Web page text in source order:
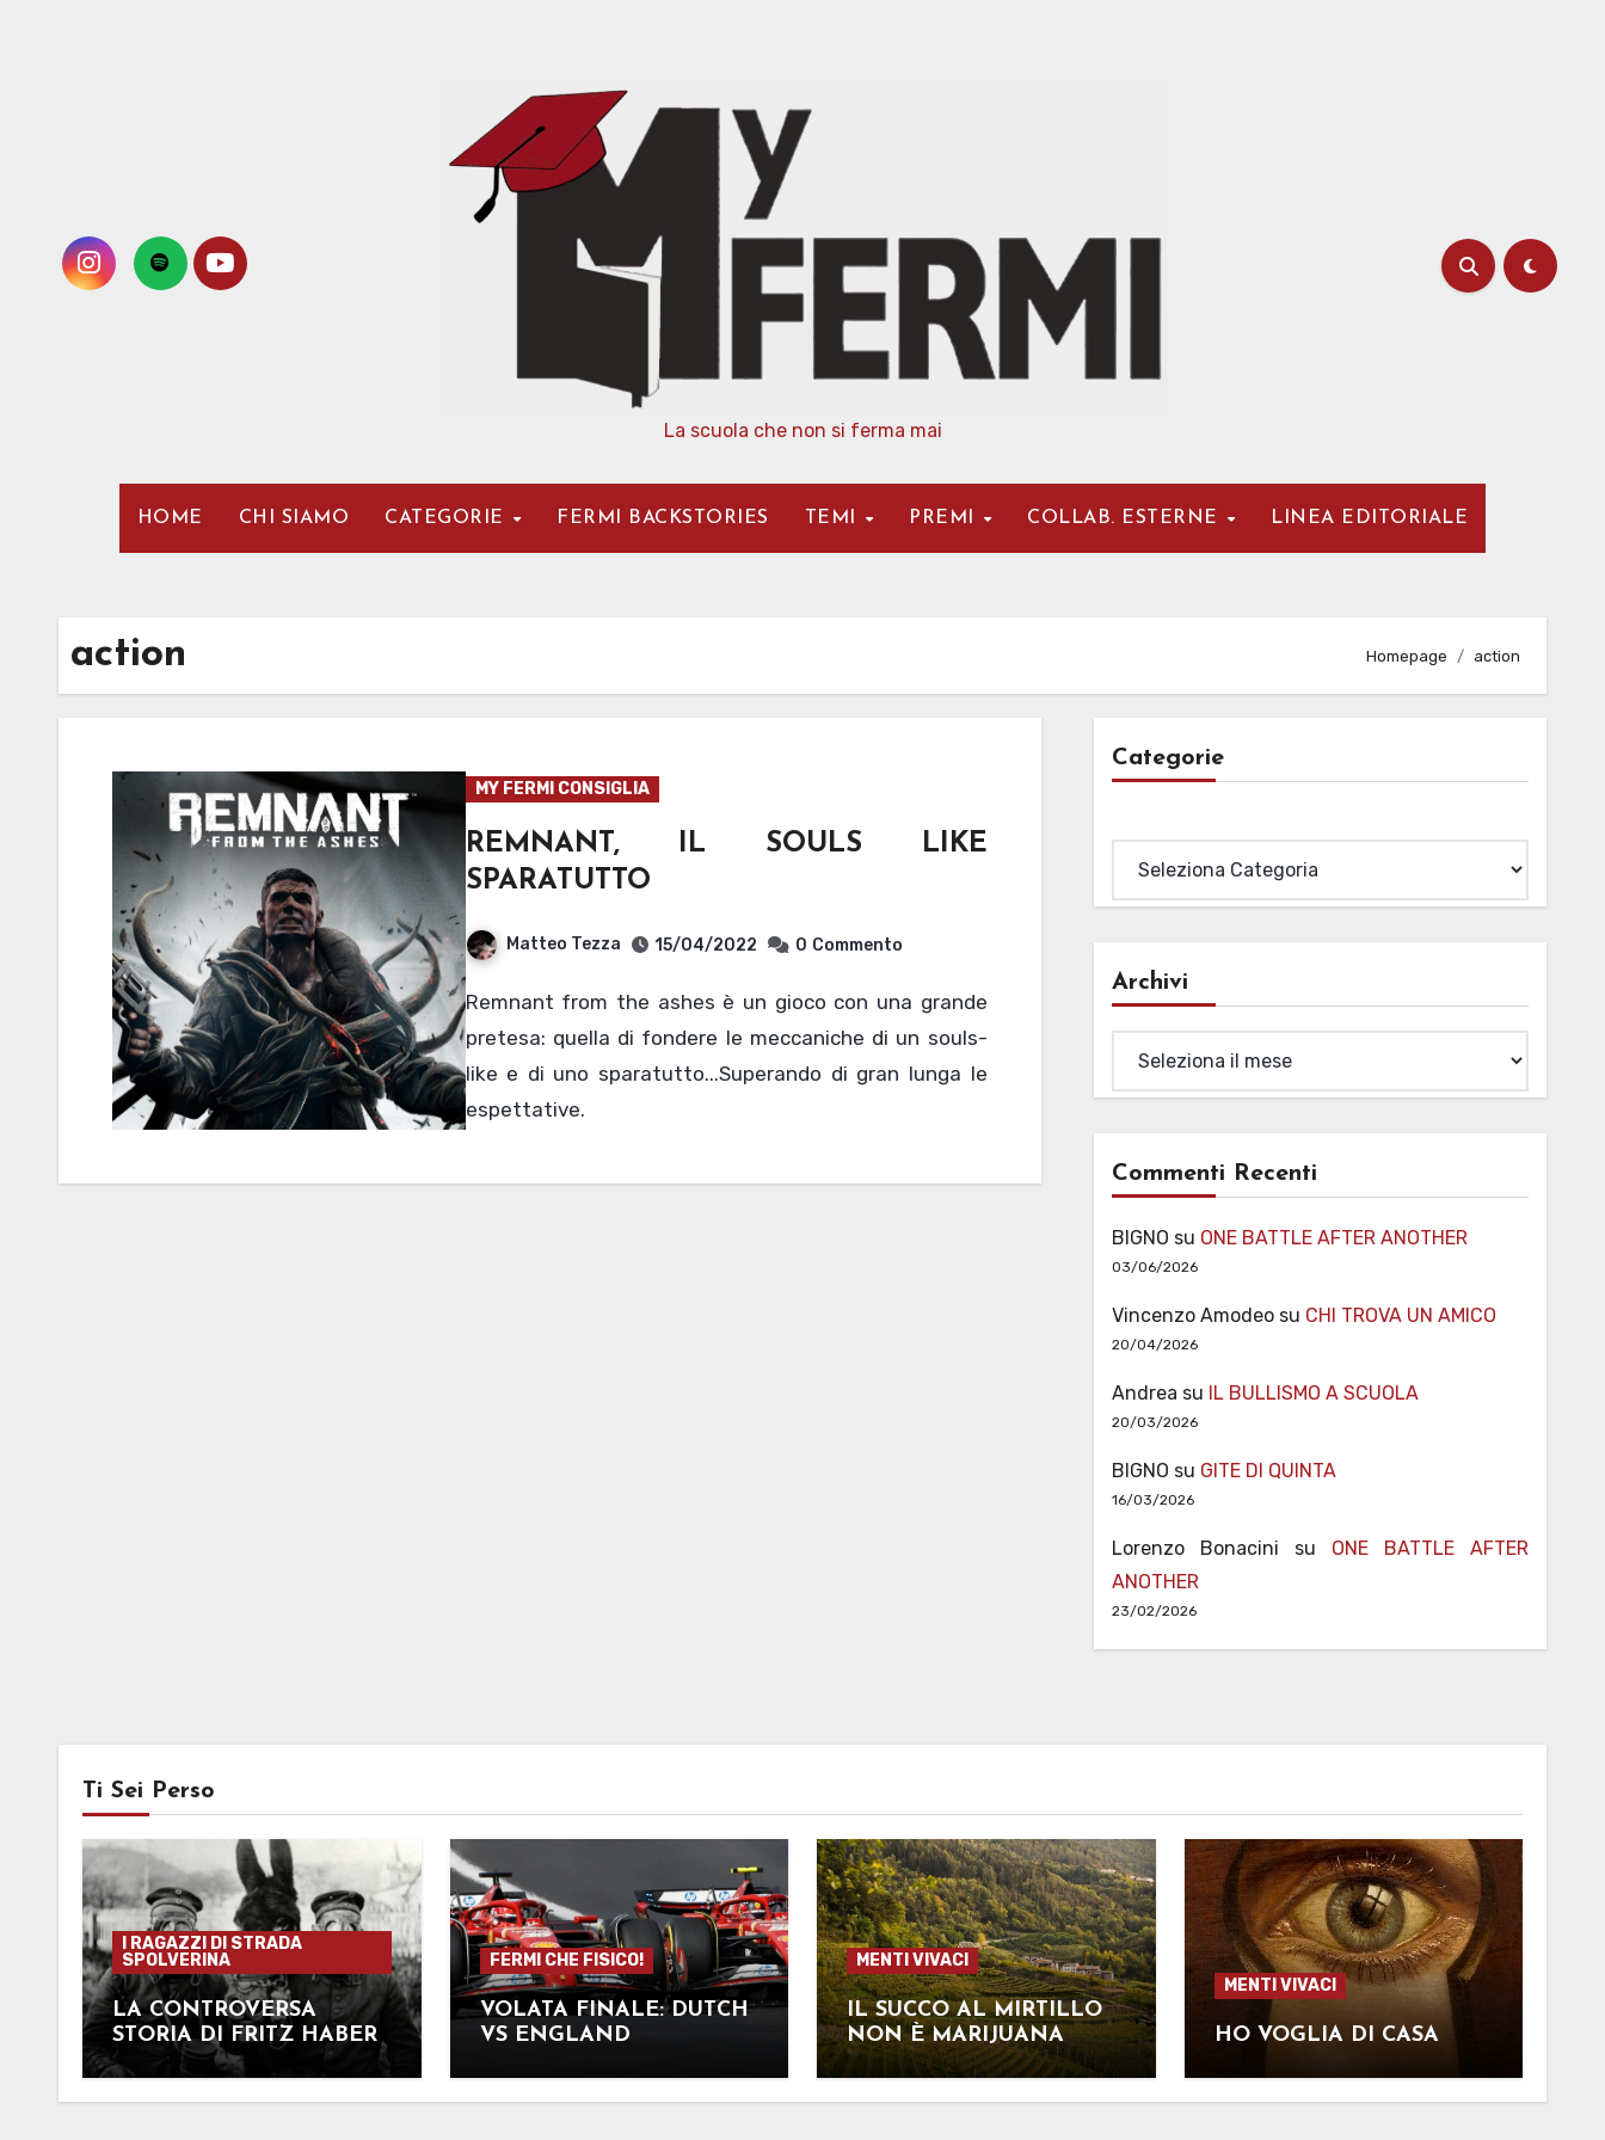
La scuola che non si ferma mai
HOME CHI SIAMO CATEGORIE FERMI BACKSTORIES TEMI PREMI COLLAB. ESTERNE LINEA EDITORIALE
action Homepage action
MY FERMI CONSIGLIA
REMNANT, IL SOULS LIKE
SPARATUTTO
Matteo Tezza 15/04/2022 0 Commento
Remnant from the ashes è un gioco con una grande
pretesa: quella di fondere le meccaniche di un souls-
like e di uno sparatutto...Superando di gran lunga le
espettative.
Categorie
Archivi
Commenti Recenti
BIGNO su ONE BATTLE AFTER ANOTHER
03/06/2026
Vincenzo Amodeosu CHI TROVA UN AMICO
20/04/2026
Andrea su IL BULLISMO A SCUOLA
20/03/2026
BIGNO su GITE DI QUINTA
16/03/2026
Lorenzo Bonacini su ONE BATTLE AFTER
ANOTHER
23/02/2026
Ti Sei Perso
I RAGAZZI DI STRADA
SPOLVERINA
LA CONTROVERSA
STORIA DI FRITZ HABER
FERMI CHE FISICO!
VOLATA FINALE: DUTCH
VS ENGLAND
MENTI VIVACI
IL SUCCO AL MIRTILLO
NON È MARIJUANA
MENTI VIVACI
HO VOGLIA DI CASA